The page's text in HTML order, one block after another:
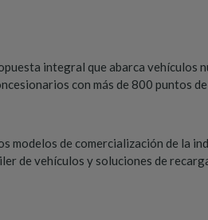
integral que abarca vehículos
con más de 800 puntos
modelos de comercialización de la
de vehículos y soluciones de